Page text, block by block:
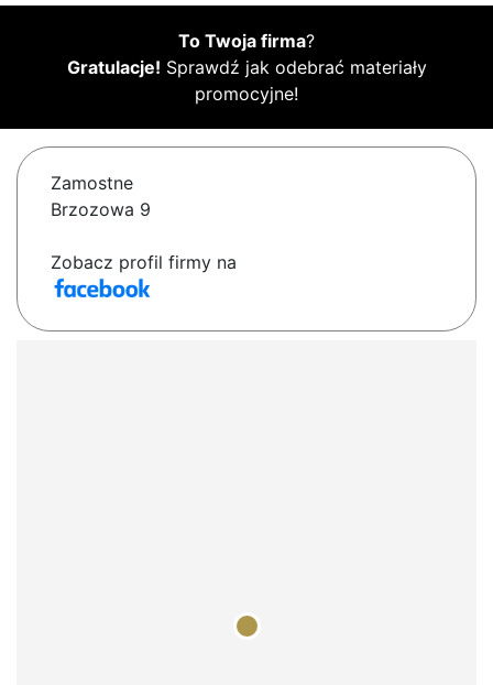
To Twoja firma?
Gratulacje! Sprawdź jak odebrać materiały
promocyjne!
Zamostne
Brzozowa 9
Zobacz profil firmy na